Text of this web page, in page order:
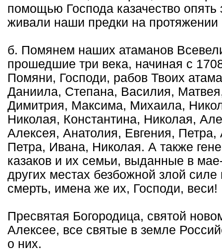
помощью Господа казачество
живали наши предки на протяжении
б. Помянем наших атаманов
прошедшие три века, начиная с
Помяни, Господи, рабов Твоих
Даниила, Степана, Василия,
Димитрия, Максима, Михаила,
Николая, Константина, Николая,
Алексея, Анатолия, Евгения,
Петра, Ивана, Николая. А также
казаков и их семьи, выданные в
других местах безбожной злой
смерть, имена же их, Господи, веси!
Пресвятая Богородица, святой
Алексее, все святые в земле
о них.